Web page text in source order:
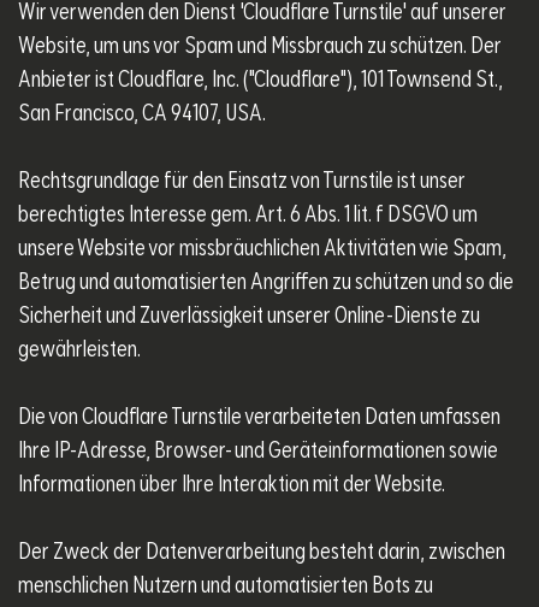
Wir verwenden den Dienst 'Cloudflare Turnstile' auf unserer
Website, um uns vor Spam und Missbrauch zu schützen. Der
Anbieter ist Cloudflare, Inc. ("Cloudflare"), 101 Townsend St.,
San Francisco, CA 94107, USA.
Rechtsgrundlage für den Einsatz von Turnstile ist unser
berechtigtes Interesse gem. Art. 6 Abs. 1 lit. f DSGVO um
unsere Website vor missbräuchlichen Aktivitäten wie Spam,
Betrug und automatisierten Angriffen zu schützen und so die
Sicherheit und Zuverlässigkeit unserer Online-Dienste zu
gewährleisten.
Die von Cloudflare Turnstile verarbeiteten Daten umfassen
Ihre IP-Adresse, Browser- und Geräteinformationen sowie
Informationen über Ihre Interaktion mit der Website.
Der Zweck der Datenverarbeitung besteht darin, zwischen
menschlichen Nutzern und automatisierten Bots zu